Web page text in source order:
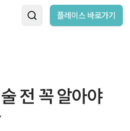
플레이스 바로가기
전 꼭 알아야